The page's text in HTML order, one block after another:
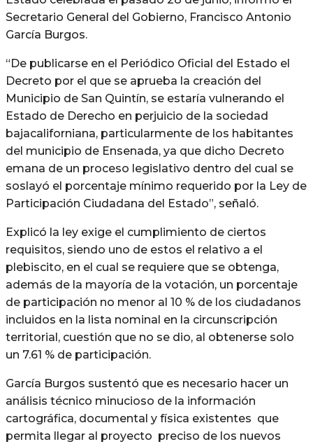
Secretario General del Gobierno, Francisco Antonio
García Burgos.
“De publicarse en el Periódico Oficial del Estado el
Decreto por el que se aprueba la creación del
Municipio de San Quintín, se estaría vulnerando el
Estado de Derecho en perjuicio de la sociedad
bajacaliforniana, particularmente de los habitantes
del municipio de Ensenada, ya que dicho Decreto
emana de un proceso legislativo dentro del cual se
soslayó el porcentaje mínimo requerido por la Ley de
Participación Ciudadana del Estado”, señaló.
Explicó la ley exige el cumplimiento de ciertos
requisitos, siendo uno de estos el relativo a el
plebiscito, en el cual se requiere que se obtenga,
además de la mayoría de la votación, un porcentaje
de participación no menor al 10 % de los ciudadanos
incluidos en la lista nominal en la circunscripción
territorial, cuestión que no se dio, al obtenerse solo
un 7.61 % de participación.
García Burgos sustentó que es necesario hacer un
análisis técnico minucioso de la información
cartográfica, documental y física existentes que
permita llegar al proyecto preciso de los nuevos